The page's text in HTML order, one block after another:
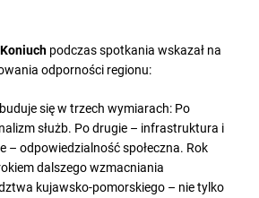
podczas spotkania wskazał na
odporności regionu:
się w trzech wymiarach: Po
służb. Po drugie – infrastruktura i
– odpowiedzialność społeczna. Rok
dalszego wzmacniania
kujawsko-pomorskiego – nie tylko